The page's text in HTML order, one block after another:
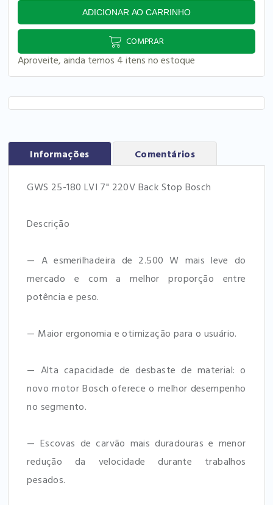
COMPRAR
Aproveite, ainda temos 4 itens no estoque
Informações Comentários
GWS 25-180 LVI 7" 220V Back Stop Bosch
Descrição
— A esmerilhadeira de 2.500 W mais leve do
mercado e com a melhor proporção entre
potência e peso.
— Maior ergonomia e otimização para o usuário.
— Alta capacidade de desbaste de material: o
novo motor Bosch oferece o melhor desempenho
no segmento.
— Escovas de carvão mais duradouras e menor
redução da velocidade durante trabalhos
pesados.